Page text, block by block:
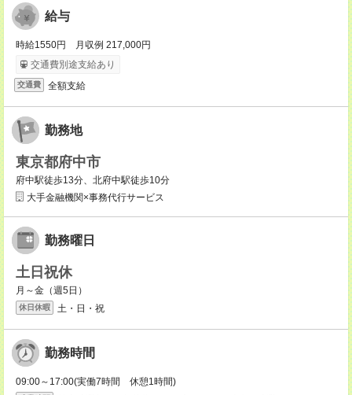
給与
時給1550円 月収例 217,000円
交通費別途支給あり
交通費 全額支給
勤務地
東京都府中市
府中駅徒歩13分、北府中駅徒歩10分
大手金融機関×事務代行サービス
勤務曜日
土日祝休
月～金（週5日）
休日休暇 土・日・祝
勤務時間
09:00～17:00(実働7時間 休憩1時間)